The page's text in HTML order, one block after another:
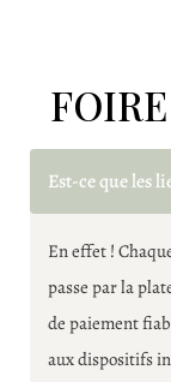
Est-ce que les
En effet !
passe par la
de paiement
aux dispositifs